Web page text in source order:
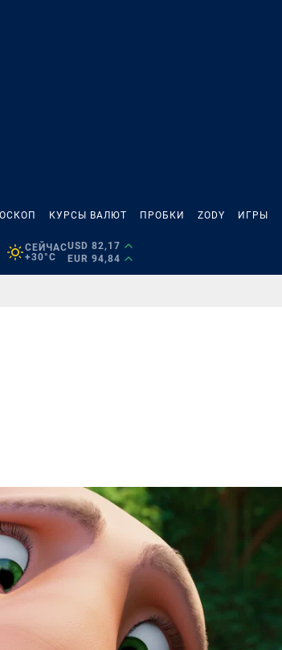
КУРСЫ ВАЛЮТ ПРОБКИ ZODY ИГРЫ
СЕЙЧАС
+30°C
USD 82,17
EUR 94,84